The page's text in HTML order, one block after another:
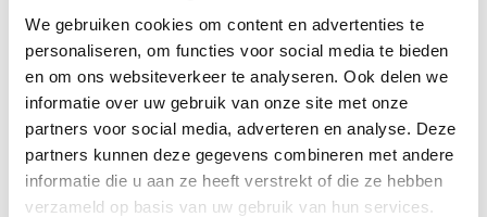
We gebruiken cookies om content en advertenties te
personaliseren, om functies voor social media te bieden
en om ons websiteverkeer te analyseren. Ook delen we
informatie over uw gebruik van onze site met onze
partners voor social media, adverteren en analyse. Deze
partners kunnen deze gegevens combineren met andere
informatie die u aan ze heeft verstrekt of die ze hebben
verzameld op basis van uw gebruik van hun services.
Arbo en Veiligheid
Prijs
Werken met vorkhef- en reachtruck
v.a. €250,-
Werken met een hoogwerker
v.a. €250,-
Veilig aanslaan van lasten
v.a. €250,-
Veilig werken langs de weg
v.a. €250,-